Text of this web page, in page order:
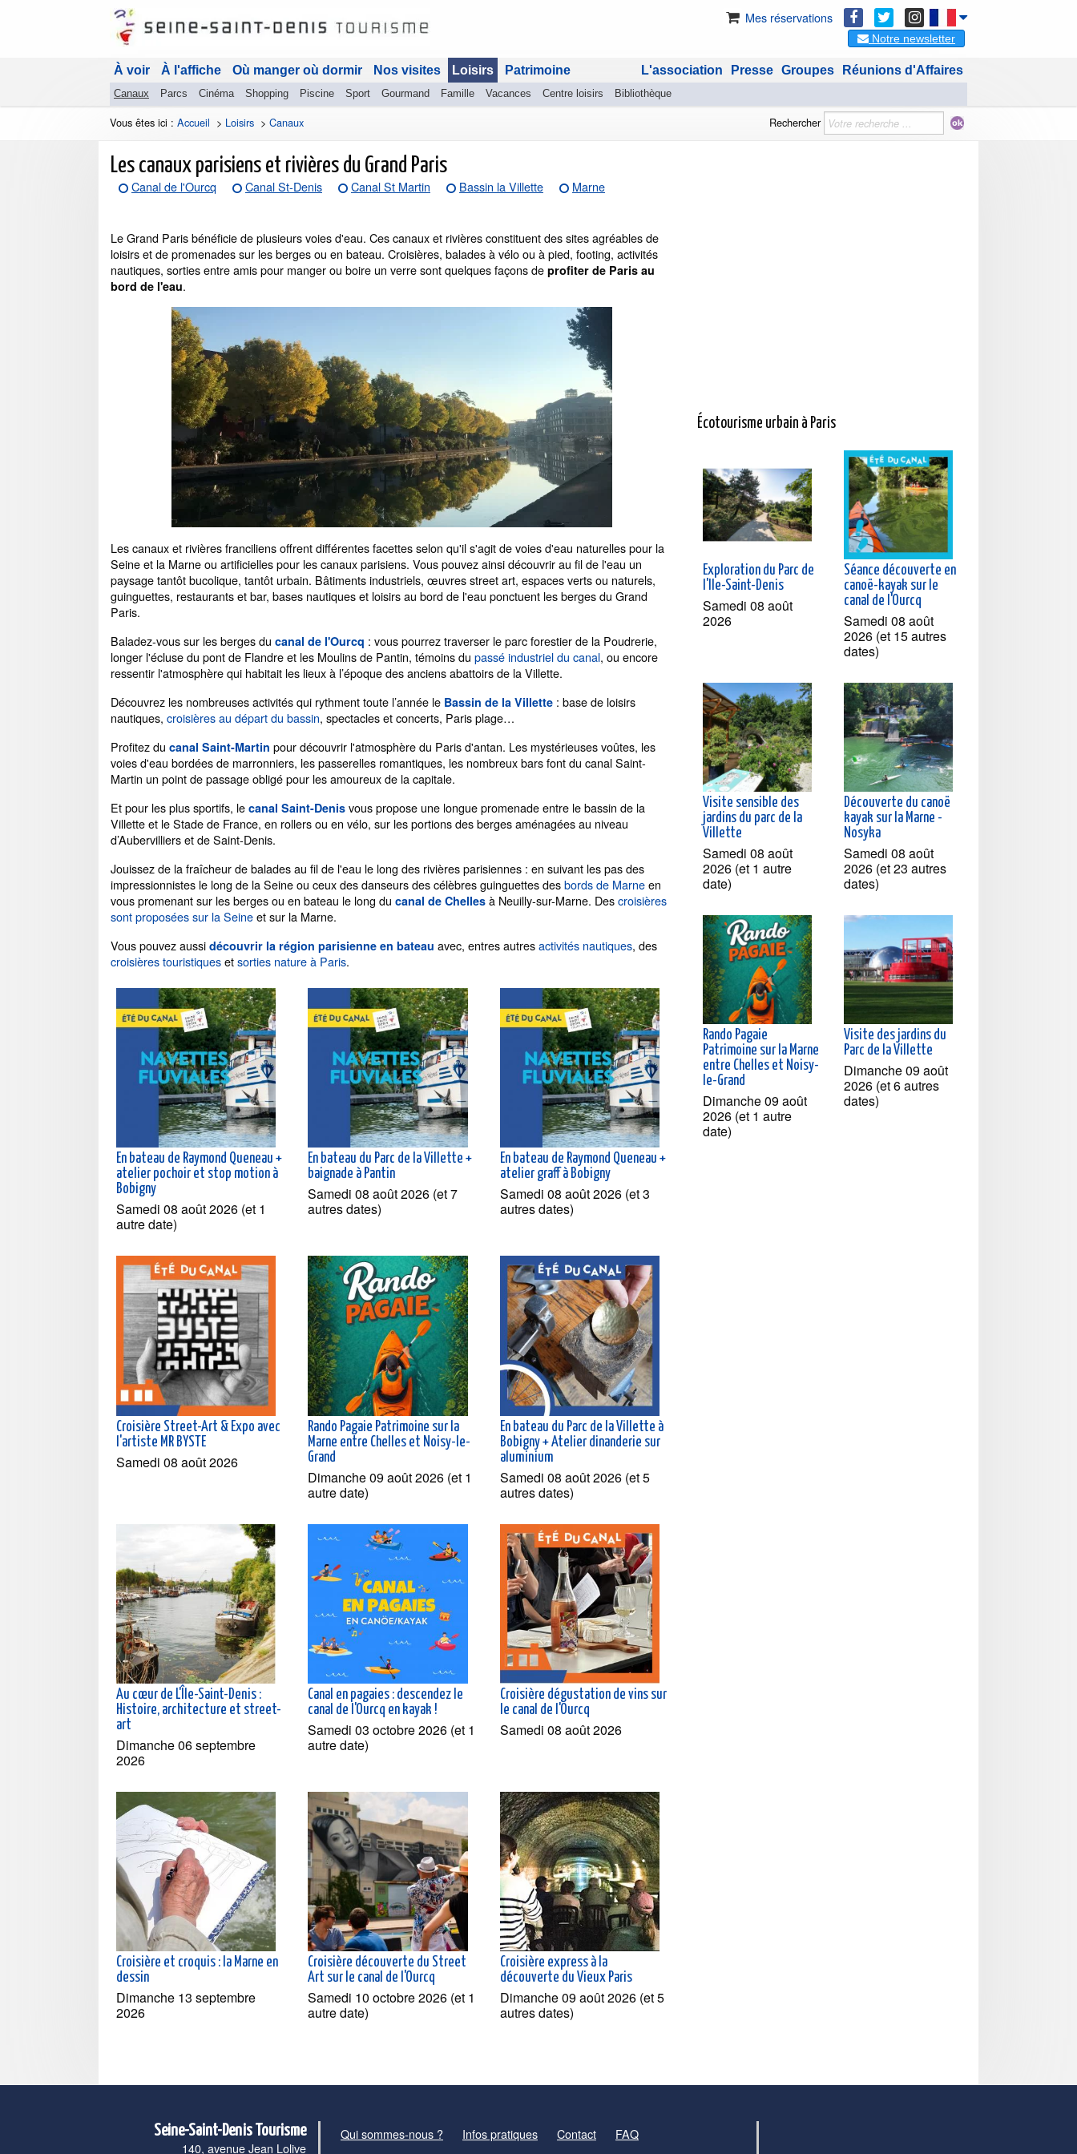
Mes réservations
Notre newsletter
À voir À l'affiche Où manger où dormir Nos visites Loisirs
Canaux Parcs Cinéma Shopping Piscine Sport Gourmand Famille Vacances Centre loisirs Bibliothèque
Patrimoine Réunions d'Affaires
Groupes
Presse
L'association
Vous êtes ici : Accueil > Loisirs > Canaux Rechercher
Les canaux parisiens et rivières du Grand Paris
Canal de l'Ourcq Canal St-Denis Canal St Martin Bassin la Villette Marne
Le Grand Paris bénéficie de plusieurs voies d'eau. Ces canaux et rivières constituent des sites agréables de
loisirs et de promenades sur les berges ou en bateau. Croisières, balades à vélo ou à pied, footing, activités
nautiques, sorties entre amis pour manger ou boire un verre sont quelques façons de profiter de Paris au
bord de l'eau.
Les canaux et rivières franciliens offrent différentes facettes selon qu'il s'agit de voies d'eau naturelles pour la
Seine et la Marne ou artificielles pour les canaux parisiens. Vous pouvez ainsi découvrir au fil de l'eau un
paysage tantôt bucolique, tantôt urbain. Bâtiments industriels, œuvres street art, espaces verts ou naturels,
guinguettes, restaurants et bar, bases nautiques et loisirs au bord de l'eau ponctuent les berges du Grand
Paris.
Baladez-vous sur les berges du canal de l'Ourcq : vous pourrez traverser le parc forestier de la Poudrerie,
longer l'écluse du pont de Flandre et les Moulins de Pantin, témoins du passé industriel du canal, ou encore
ressentir l'atmosphère qui habitait les lieux à l’époque des anciens abattoirs de la Villette.
Découvrez les nombreuses activités qui rythment toute l’année le Bassin de la Villette : base de loisirs
nautiques, croisières au départ du bassin, spectacles et concerts, Paris plage…
Profitez du canal Saint-Martin pour découvrir l'atmosphère du Paris d'antan. Les mystérieuses voûtes, les
voies d'eau bordées de marronniers, les passerelles romantiques, les nombreux bars font du canal Saint-
Martin un point de passage obligé pour les amoureux de la capitale.
Et pour les plus sportifs, le canal Saint-Denis vous propose une longue promenade entre le bassin de la
Villette et le Stade de France, en rollers ou en vélo, sur les portions des berges aménagées au niveau
d’Aubervilliers et de Saint-Denis.
Jouissez de la fraîcheur de balades au fil de l'eau le long des rivières parisiennes : en suivant les pas des
impressionnistes le long de la Seine ou ceux des danseurs des célèbres guinguettes desbords de Marneen
vous promenant sur les berges ou en bateau le long du canal de Chelles à Neuilly-sur-Marne. Descroisières
sont proposées sur la Seineet sur la Marne.
Vous pouvez aussi découvrir la région parisienne en bateau avec, entres autresactivités nautiques, des
croisières touristiquesetsorties nature à Paris.
En bateau de Raymond Queneau +
atelier pochoir et stop motion à
Bobigny
Samedi 08 août 2026 (et 1
autre date)
En bateau du Parc de la Villette +
baignade à Pantin
Samedi 08 août 2026 (et 7
autres dates)
En bateau de Raymond Queneau +
atelier graff à Bobigny
Samedi 08 août 2026 (et 3
autres dates)
Croisière Street-Art & Expo avec
l'artiste MR BYSTE
Samedi 08 août 2026
Rando Pagaie Patrimoine sur la
Marne entre Chelles et Noisy-le-
Grand
Dimanche 09 août 2026 (et 1
autre date)
En bateau du Parc de la Villette à
Bobigny + Atelier dinanderie sur
aluminium
Samedi 08 août 2026 (et 5
autres dates)
Au cœur de L'Île-Saint-Denis :
Histoire, architecture et street-
art
Dimanche 06 septembre
2026
Canal en pagaies : descendez le
canal de l'Ourcq en kayak !
Samedi 03 octobre 2026 (et 1
autre date)
Croisière dégustation de vins sur
le canal de l'Ourcq
Samedi 08 août 2026
Croisière et croquis : la Marne en
dessin
Dimanche 13 septembre
2026
Croisière découverte du Street
Art sur le canal de l'Ourcq
Samedi 10 octobre 2026 (et 1
autre date)
Croisière express à la
découverte du Vieux Paris
Dimanche 09 août 2026 (et 5
autres dates)
Écotourisme urbain à Paris
Exploration du Parc de
l'Ile-Saint-Denis
Samedi 08 août
2026
Séance découverte en
canoë-kayak sur le
canal de l'Ourcq
Samedi 08 août
2026 (et 15 autres
dates)
Visite sensible des
jardins du parc de la
Villette
Samedi 08 août
2026 (et 1 autre
date)
Découverte du canoë
kayak sur la Marne -
Nosyka
Samedi 08 août
2026 (et 23 autres
dates)
Rando Pagaie
Patrimoine sur la Marne
entre Chelles et Noisy-
le-Grand
Dimanche 09 août
2026 (et 1 autre
date)
Visite des jardins du
Parc de la Villette
Dimanche 09 août
2026 (et 6 autres
dates)
Seine-Saint-Denis Tourisme
140, avenue Jean Lolive
Qui sommes-nous ? Infos pratiques Contact
FAQ